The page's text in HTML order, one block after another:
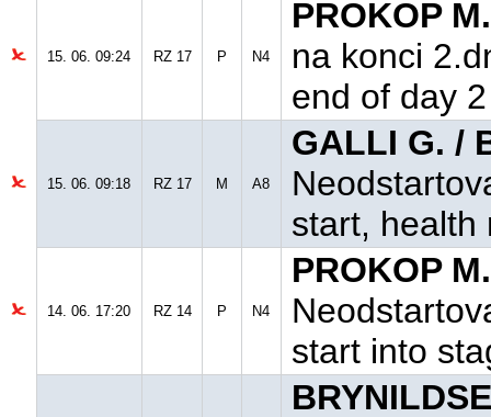
15. 06. 09:24 RZ 17 P N4
PROKOP
na konci
end of day
15. 06. 09:18 RZ 17 M A8
GALLI G. /
start, health
14. 06. 17:20 RZ 14 P N4
PROKOP
start into